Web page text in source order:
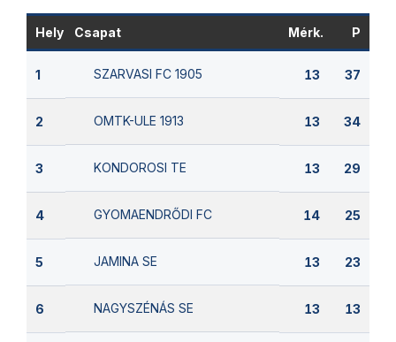
Hely Csapat Mérk. P
1 SZARVASI FC 1905 13 37
2 OMTK-ULE 1913 13 34
3 KONDOROSI TE 13 29
4 GYOMAENDRŐDI FC 14 25
5 JAMINA SE 13 23
6 NAGYSZÉNÁS SE 13 13